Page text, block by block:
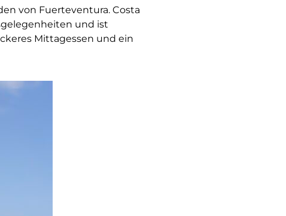
von Fuerteventura. Costa
und ist
Mittagessen und ein